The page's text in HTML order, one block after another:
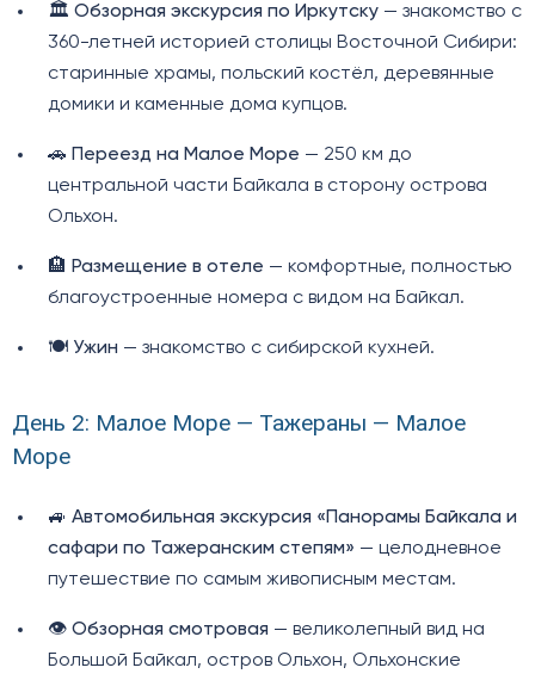
🏛️ Обзорная экскурсия по Иркутску— знакомство с
360-летней историей столицы Восточной Сибири:
старинные храмы, польский костёл, деревянные
домики и каменные дома купцов.
🚗 Переезд на Малое Море — 250 км до
центральной части Байкала в сторону острова
Ольхон.
🏨 Размещение в отеле — комфортные, полностью
благоустроенные номера с видом на Байкал.
🍽️ Ужин — знакомство с сибирской кухней.
День 2: Малое Море — Тажераны — Малое
Море
🚙 Автомобильная экскурсия «Панорамы Байкала и
сафари по Тажеранским степям» — целодневное
путешествие по самым живописным местам.
👁️ Обзорная смотровая — великолепный вид на
Большой Байкал, остров Ольхон, Ольхонские